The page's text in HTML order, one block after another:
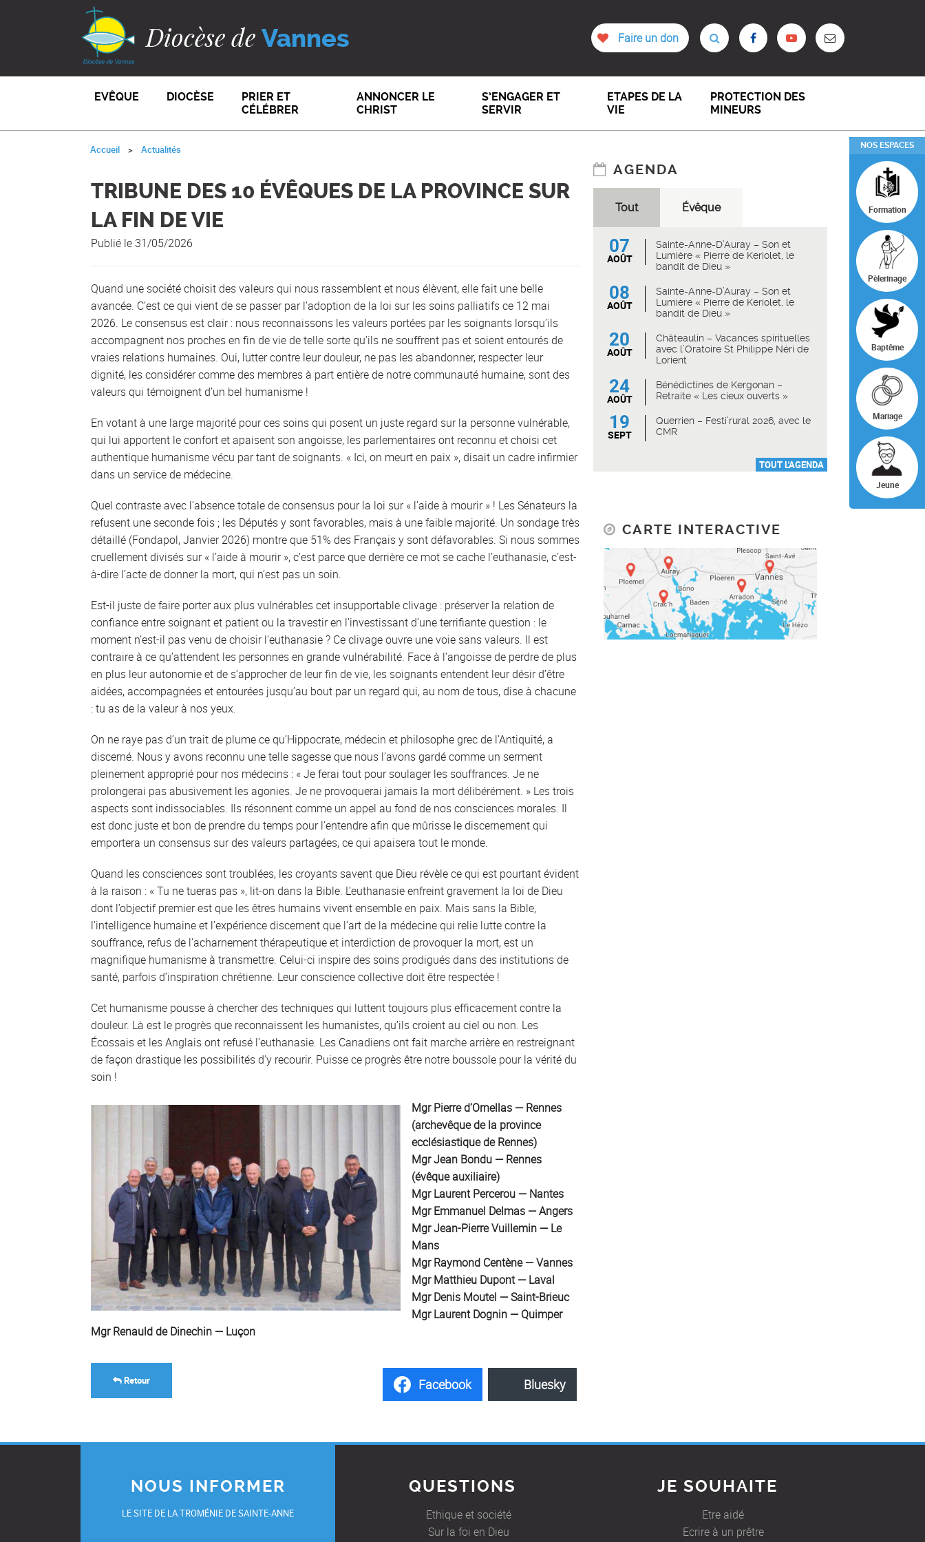
Diocèse de Vannes Faire un don
EVÊQUE DIOCÈSE
PRIER ET
CÉLÉBRER
ANNONCER LE
CHRIST
S’ENGAGER ET
SERVIR
ETAPES DE LA
VIE
PROTECTION DES
MINEURS
NOS ESPACES
Formation
Pèlerinage
Baptême
Mariage
Jeune
Accueil Actualités
TRIBUNE DES 10 ÉVÊQUES DE LA PROVINCE SUR
LA FIN DE VIE
Publié le 31/05/2026
Quand une société choisit des valeurs qui nous rassemblent et nous élèvent, elle fait une belle
avancée. C’est ce qui vient de se passer par l’adoption de la loi sur les soins palliatifs ce 12 mai
2026. Le consensus est clair : nous reconnaissons les valeurs portées par les soignants lorsqu’ils
accompagnent nos proches en fin de vie de telle sorte qu’ils ne souffrent pas et soient entourés de
vraies relations humaines. Oui, lutter contre leur douleur, ne pas les abandonner, respecter leur
dignité, les considérer comme des membres à part entière de notre communauté humaine, sont des
valeurs qui témoignent d’un bel humanisme !
En votant à une large majorité pour ces soins qui posent un juste regard sur la personne vulnérable,
qui lui apportent le confort et apaisent son angoisse, les parlementaires ont reconnu et choisi cet
authentique humanisme vécu par tant de soignants. « Ici, on meurt en paix », disait un cadre infirmier
dans un service de médecine.
Quel contraste avec l’absence totale de consensus pour la loi sur « l’aide à mourir » ! Les Sénateurs la
refusent une seconde fois ; les Députés y sont favorables, mais à une faible majorité. Un sondage très
détaillé (Fondapol, Janvier 2026) montre que 51% des Français y sont défavorables. Si nous sommes
cruellement divisés sur « l’aide à mourir », c’est parce que derrière ce mot se cache l’euthanasie, c’est-
à-dire l’acte de donner la mort, qui n’est pas un soin.
Est-il juste de faire porter aux plus vulnérables cet insupportable clivage : préserver la relation de
confiance entre soignant et patient ou la travestir en l’investissant d’une terrifiante question : le
moment n’est-il pas venu de choisir l’euthanasie ? Ce clivage ouvre une voie sans valeurs. Il est
contraire à ce qu’attendent les personnes en grande vulnérabilité. Face à l’angoisse de perdre de plus
en plus leur autonomie et de s’approcher de leur fin de vie, les soignants entendent leur désir d’être
aidées, accompagnées et entourées jusqu’au bout par un regard qui, au nom de tous, dise à chacune
: tu as de la valeur à nos yeux.
On ne raye pas d’un trait de plume ce qu’Hippocrate, médecin et philosophe grec de l’Antiquité, a
discerné. Nous y avons reconnu une telle sagesse que nous l’avons gardé comme un serment
pleinement approprié pour nos médecins : « Je ferai tout pour soulager les souffrances. Je ne
prolongerai pas abusivement les agonies. Je ne provoquerai jamais la mort délibérément. » Les trois
aspects sont indissociables. Ils résonnent comme un appel au fond de nos consciences morales. Il
est donc juste et bon de prendre du temps pour l’entendre afin que mûrisse le discernement qui
emportera un consensus sur des valeurs partagées, ce qui apaisera tout le monde.
Quand les consciences sont troublées, les croyants savent que Dieu révèle ce qui est pourtant évident
à la raison : « Tu ne tueras pas », lit-on dans la Bible. L’euthanasie enfreint gravement la loi de Dieu
dont l’objectif premier est que les êtres humains vivent ensemble en paix. Mais sans la Bible,
l’intelligence humaine et l’expérience discernent que l’art de la médecine qui relie lutte contre la
souffrance, refus de l’acharnement thérapeutique et interdiction de provoquer la mort, est un
magnifique humanisme à transmettre. Celui-ci inspire des soins prodigués dans des institutions de
santé, parfois d’inspiration chrétienne. Leur conscience collective doit être respectée !
Cet humanisme pousse à chercher des techniques qui luttent toujours plus efficacement contre la
douleur. Là est le progrès que reconnaissent les humanistes, qu’ils croient au ciel ou non. Les
Écossais et les Anglais ont refusé l’euthanasie. Les Canadiens ont fait marche arrière en restreignant
de façon drastique les possibilités d’y recourir. Puisse ce progrès être notre boussole pour la vérité du
soin !
Mgr Pierre d’Ornellas — Rennes
(archevêque de la province
ecclésiastique de Rennes)
Mgr Jean Bondu — Rennes
(évêque auxiliaire)
Mgr Laurent Percerou — Nantes
Mgr Emmanuel Delmas — Angers
Mgr Jean-Pierre Vuillemin — Le
Mans
Mgr Raymond Centène — Vannes
Mgr Matthieu Dupont — Laval
Mgr Denis Moutel — Saint-Brieuc
Mgr Laurent Dognin — Quimper
Mgr Renauld de Dinechin — Luçon
Facebook Bluesky
Retour
AGENDA
Tout Évêque
07
AOÛT
Sainte-Anne-D’Auray – Son et
Lumière « Pierre de Keriolet, le
bandit de Dieu »
08
AOÛT
Sainte-Anne-D’Auray – Son et
Lumière « Pierre de Keriolet, le
bandit de Dieu »
20
AOÛT
Châteaulin – Vacances spirituelles
avec l’Oratoire St Philippe Néri de
Lorient
24
AOÛT
Bénédictines de Kergonan –
Retraite « Les cieux ouverts »
19
SEPT
Querrien – Festi’rural 2026, avec le
CMR
TOUT L'AGENDA
CARTE INTERACTIVE
NOUS INFORMER
LE SITE DE LA TROMÉNIE DE SAINTE-ANNE
QUESTIONS
Ethique et société
Sur la foi en Dieu
JE SOUHAITE
Etre aidé
Ecrire à un prêtre